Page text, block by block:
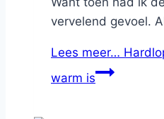
vervelend gevoel.
Lees meer…
warm is